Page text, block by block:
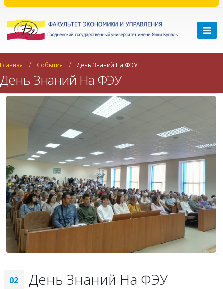
Главная События День Знаний На ФЭУ
День Знаний На ФЭУ
02 День Знаний На ФЭУ